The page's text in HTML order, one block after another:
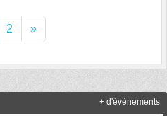
2 »
+ d'évènements